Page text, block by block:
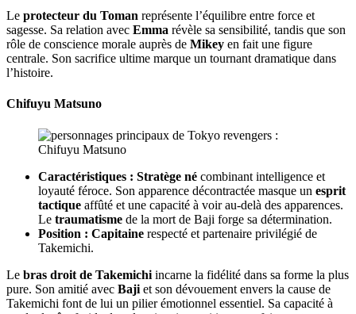
Le protecteur du Toman représente l’équilibre entre force et
sagesse. Sa relation avec Emma révèle sa sensibilité, tandis que son
rôle de conscience morale auprès de Mikey en fait une figure
centrale. Son sacrifice ultime marque un tournant dramatique dans
l’histoire.
Chifuyu Matsuno
Caractéristiques : Stratège né combinant intelligence et
loyauté féroce. Son apparence décontractée masque un esprit
tactique affûté et une capacité à voir au-delà des apparences.
Le traumatisme de la mort de Baji forge sa détermination.
Position : Capitaine respecté et partenaire privilégié de
Takemichi.
Le bras droit de Takemichi incarne la fidélité dans sa forme la plus
pure. Son amitié avec Baji et son dévouement envers la cause de
Takemichi font de lui un pilier émotionnel essentiel. Sa capacité à